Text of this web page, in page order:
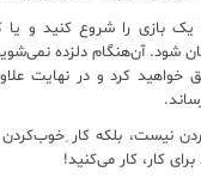
بازی را شروع کنید و یا
شود. آن‌هنگام دلزده
خواهید کرد و در نهایت
نیست، بلکه کار ِخوب‌کردن
کار، کار می‌کنید!